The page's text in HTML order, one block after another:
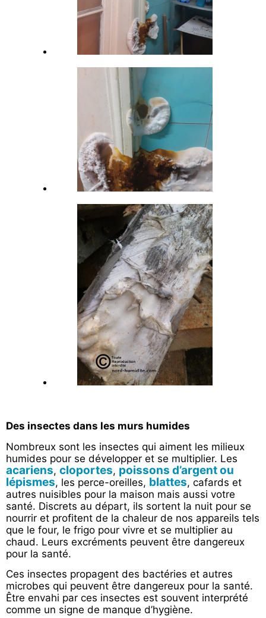
Des insectes dans les murs humides
Nombreux sont les insectes qui aiment les milieux
humides pour se développer et se multiplier. Les
acariens, cloportes, poissons d’argent ou
lépismes, les perce-oreilles, blattes, cafards et
autres nuisibles pour la maison mais aussi votre
santé. Discrets au départ, ils sortent la nuit pour se
nourrir et profitent de la chaleur de nos appareils tels
que le four, le frigo pour vivre et se multiplier au
chaud. Leurs excréments peuvent être dangereux
pour la santé.
Ces insectes propagent des bactéries et autres
microbes qui peuvent être dangereux pour la santé.
Être envahi par ces insectes est souvent interprété
comme un signe de manque d’hygiène.